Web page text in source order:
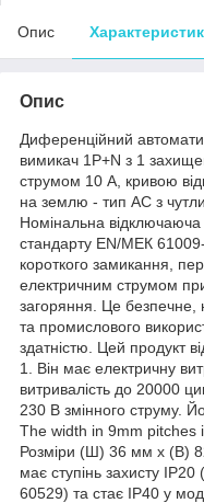
Опис
Опис
Диференційний
вимикач 1P+N з 1
струмом 10 A, кривою
на землю - тип АС з
Номінальна відключаюча
стандарту EN/МЕК
короткого замикання,
електричним струмом
загоряння. Це безпечне,
та промислового
здатністю. Цей продукт
1. Він має електричну
витривалість до 20000
230 В змінного струму.
The width in 9mm pitches
Розміри (Ш) 36 мм х (В)
має ступінь захисту
60529) та стає IP40 у